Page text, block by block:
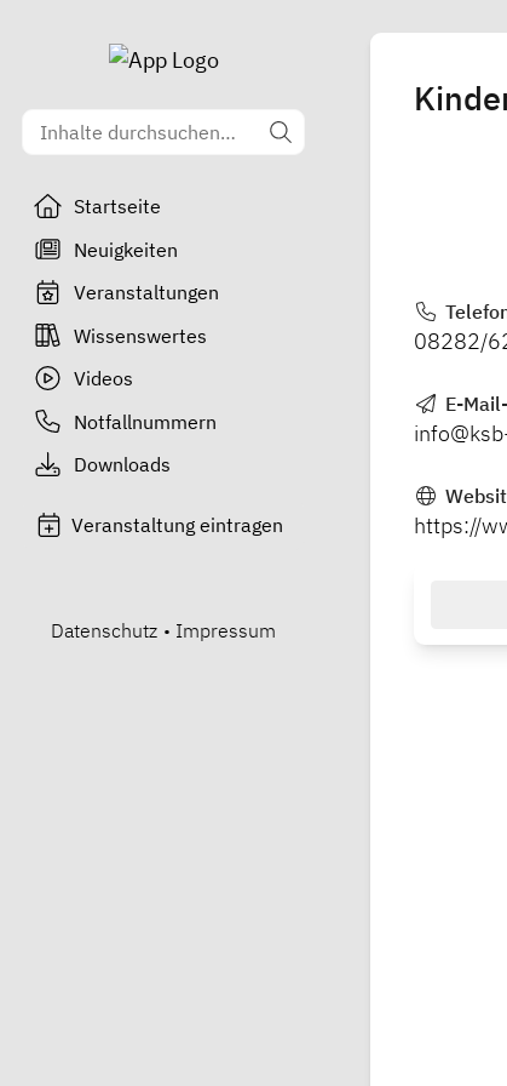
Startseite
Neuigkeiten
Veranstaltungen
Wissenswertes
Videos
Notfallnummern
Downloads
Veranstaltung eintragen
Datenschutz • Impressum
08282/
E-
https://